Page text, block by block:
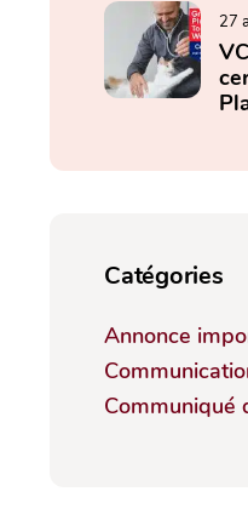
27
Catégories
Annonce
Communiqué